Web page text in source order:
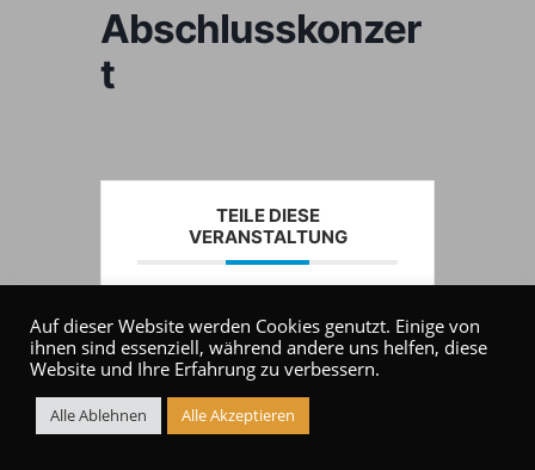
Abschlusskonzer
t
TEILE DIESE
VERANSTALTUNG
Auf dieser Website werden Cookies genutzt. Einige von
ihnen sind essenziell, während andere uns helfen, diese
Website und Ihre Erfahrung zu verbessern.
Alle Ablehnen Alle Akzeptieren